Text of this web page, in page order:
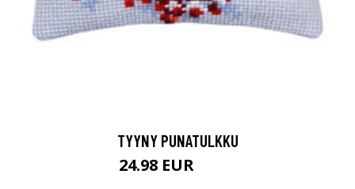
TYYNY PUNATULKKU
24.98 EUR